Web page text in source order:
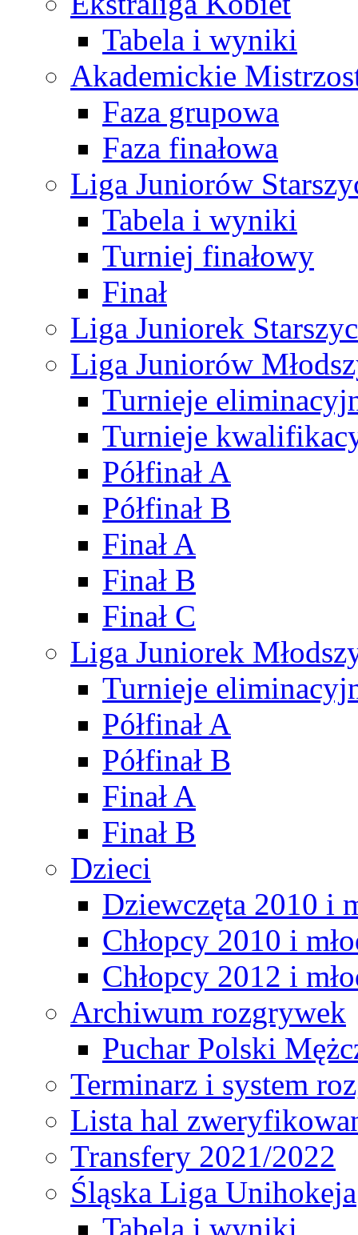
Tabela i wyniki
Akademickie
Faza grupowa
Faza finałowa
Liga Juniorów
Tabela i wyniki
Turniej finałowy
Finał
Liga Juniorek
Liga Juniorów
Turnieje
Turnieje
Półfinał A
Półfinał B
Finał A
Finał B
Finał C
Liga Juniorek
Turnieje
Półfinał A
Półfinał B
Finał A
Finał B
Dzieci
Dziewczęta 2010 i
Chłopcy 2010 i
Chłopcy 2012 i
Archiwum rozgrywek
Puchar Polski
Terminarz i system
Lista hal
Transfery 2021/2022
Śląska Liga Unihokeja
Tabela i wyniki